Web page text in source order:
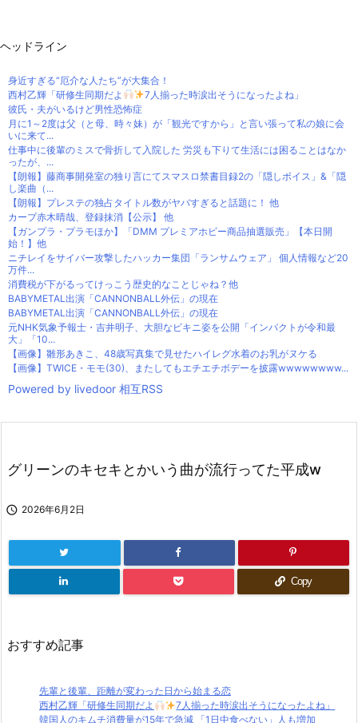
ヘッドライン
身近すぎる“厄介な人たち”が大集合！
西村乙輝「研修生同期だよ
7人揃った時涙出そうになったよね」
彼氏・夫がいるけど男性恐怖症
月に1～2度は父（と母、時々妹）が「観光ですから」と言い張って私の娘に会
いに来て...
仕事中に後輩のミスで骨折して入院した 労災も下りて生活には困ることはなか
ったが、...
【朗報】藤商事開発室の独り言にてスマスロ禁書目録2の「隠しボイス」&「隠
し楽曲（...
【朗報】プレステの独占タイトル数がヤバすぎると話題に！ 他
カープ赤木晴哉、登録抹消【公示】 他
【ガンプラ・プラモほか】「DMM プレミアホビー商品抽選販売」【本日開
始！】他
ニチレイをサイバー攻撃したハッカー集団「ランサムウェア」 個人情報など20
万件...
消費税が下がるってけっこう歴史的なことじゃね？他
BABYMETAL出演「CANNONBALL外伝」の現在
BABYMETAL出演「CANNONBALL外伝」の現在
元NHK気象予報士・吉井明子、大胆なビキニ姿を公開「インパクトが令和最
大」「10...
【画像】雛形あきこ、48歳写真集で見せたハイレグ水着のお乳がヌケる
【画像】TWICE・モモ(30)、またしてもエチエチボデーを披露wwwwwwww...
Powered by livedoor 相互RSS
グリーンのキセキとかいう曲が流行ってた平成w
 2026年6月2日
Copy
おすすめ記事
先輩と後輩、距離が変わった日から始まる恋
西村乙輝「研修生同期だよ
7人揃った時涙出そうになったよね」
韓国人のキムチ消費量が15年で急減 「1日中食べない」人も増加